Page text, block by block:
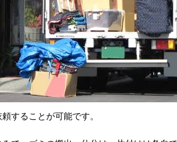
することが可能です。